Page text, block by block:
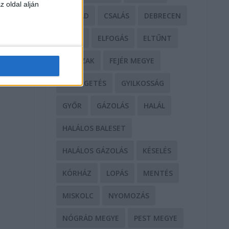
oldal alján
CSALÁD CSALÁS DEBRECEN
ELFOGÁS ELTŰNT
ERŐSZAK FEJÉR MEGYE
FENYEGETÉS GYILKOSSÁG
GYŐR GÁZOLÁS HALÁL
HALÁLOS BALESET
HALÁLOS GÁZOLÁS KÉSELÉS
KÓRHÁZ LOPÁS MENTÉS
MISKOLC NYOMOZÁS
NÓGRÁD MEGYE PEST MEGYE